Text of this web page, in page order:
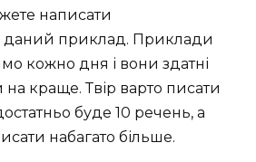
написати
даний приклад. Приклади
кожно дня і вони здатні
краще. Твір варто писати
буде 10 речень, а
набагато більше.